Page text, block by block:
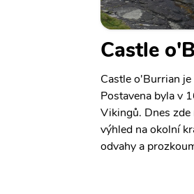
Castle
Castle o'Burrian
Postavena byla v
Vikingů. Dnes
výhled na okolní
odvahy a